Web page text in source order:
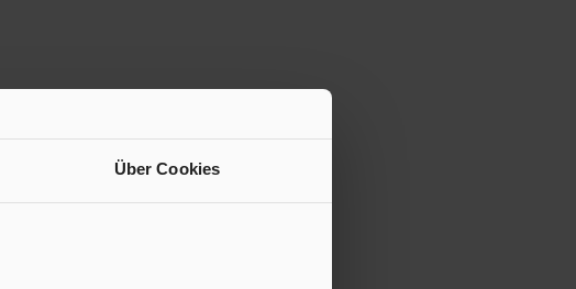
Über Cookies